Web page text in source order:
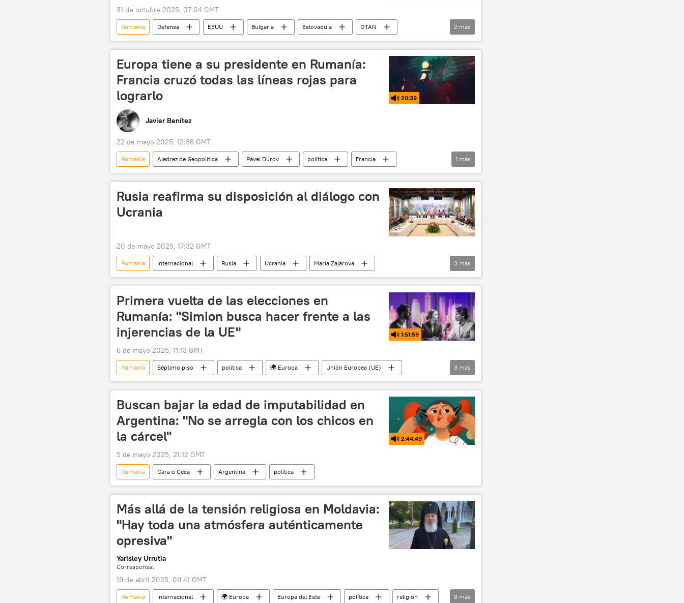
31 de octubre 2025, 07:04 GMT
Rumanía Defensa EEUU Bulgaria Eslovaquia
OTAN
Hungría
🛡️ Fuerzas Armadas 🌍 Europa
2 más
Europa tiene a su presidente en Rumanía:
Francia cruzó todas las líneas rojas para
lograrlo
20:39
Javier Benítez
22 de mayo 2025, 12:36 GMT
Rumanía Ajedrez de Geopolítica Pável Dúrov política
Francia
elecciones
1 más
Rusia reafirma su disposición al diálogo con
Ucrania
20 de mayo 2025, 17:32 GMT
Rumanía Internacional Rusia Ucrania
María Zajárova
📰 Operación rusa de desmilitarización y desnazificación de Ucrania
🌍 Europa política
3 más
Primera vuelta de las elecciones en
Rumanía: "Simion busca hacer frente a las
injerencias de la UE"
1:51:59
6 de mayo 2025, 11:13 GMT
Rumanía Séptimo piso política 🌍 Europa
Unión Europea (UE)
Franja de Gaza
Israel 📰 Conflicto palestino-israelí
3 más
Buscan bajar la edad de imputabilidad en
Argentina: "No se arregla con los chicos en
la cárcel"
2:44:49
5 de mayo 2025, 21:12 GMT
Rumanía Cara o Ceca Argentina política
Más allá de la tensión religiosa en Moldavia:
"Hay toda una atmósfera auténticamente
opresiva"
Yarisley Urrutia
Corresponsal
19 de abril 2025, 09:41 GMT
Rumanía Internacional 🌍 Europa Europa del Este política religión 8 más